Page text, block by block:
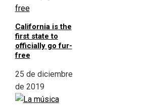
California is the
first state to
officially go fur-
free
25 de diciembre
de 2019